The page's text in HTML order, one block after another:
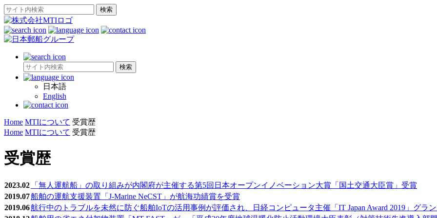
日本語
English
Home MTIについて 受賞歴
Home MTIについて 受賞歴
受賞歴
2023.02
「無人運航船」の取り組みが内閣府が主催する第5回日本オープンイノベーション大賞「国土交通大臣賞」受賞
2019.07船舶の運航支援装置「J-Marine NeCST」が航海功績賞を受賞
2019.06航行中のトラブルを未然に防ぐ船舶IoTの活用事例が評価され、日経コンピュータ主催「IT Japan Award 2019」グラ